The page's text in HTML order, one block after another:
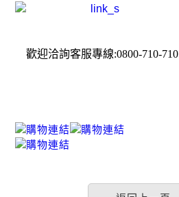
歡迎洽詢客服專線:0800-710-710